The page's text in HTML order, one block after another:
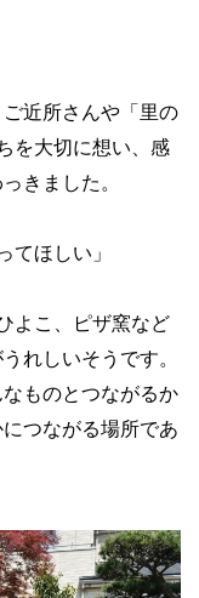
近所さんや「里の
を大切に想い、感
きました。
てほしい」
よこ、ピザ窯など
れしいそうです。
ものとつながるか
つながる場所であ